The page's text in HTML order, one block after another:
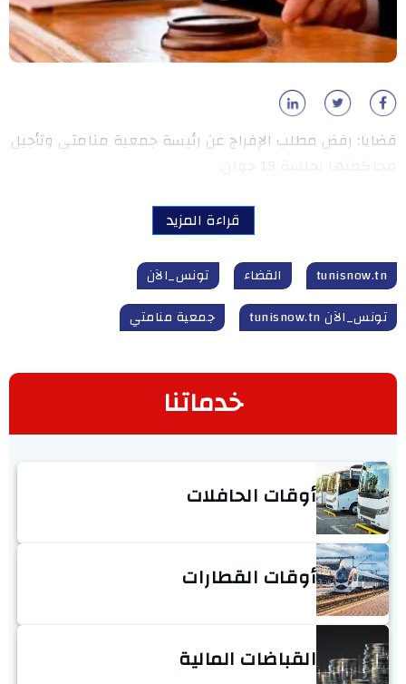
قضايا: رفض مطلب الإفراج عن رئيسة جمعية منامتي وتأجيل
قراءة المزيد
tunisnow.tn القضاء
تونس_الآن
تونس_الآن tunisnow.tn
جمعية منامتي
خدماتنا
أوقات الحافلات
أوقات القطارات
القباضات المالية